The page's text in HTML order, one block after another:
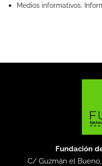
Medios informativos.
Fundación
C/ Guzmán el